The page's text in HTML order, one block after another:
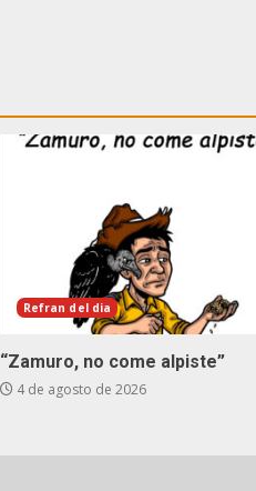
Refran del dia
“Zamuro, no come alpiste”
4 de agosto de 2026